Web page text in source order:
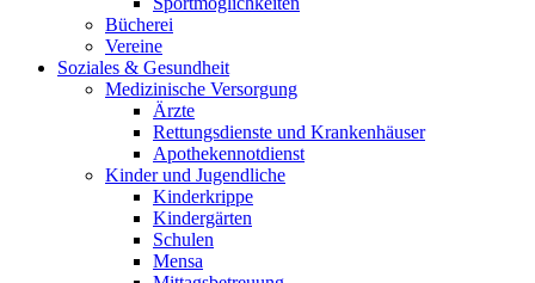
Bücherei
Vereine
Soziales & Gesundheit
Medizinische Versorgung
Ärzte
Rettungsdienste und Krankenhäuser
Apothekennotdienst
Kinder und Jugendliche
Kinderkrippe
Kindergärten
Schulen
Mensa